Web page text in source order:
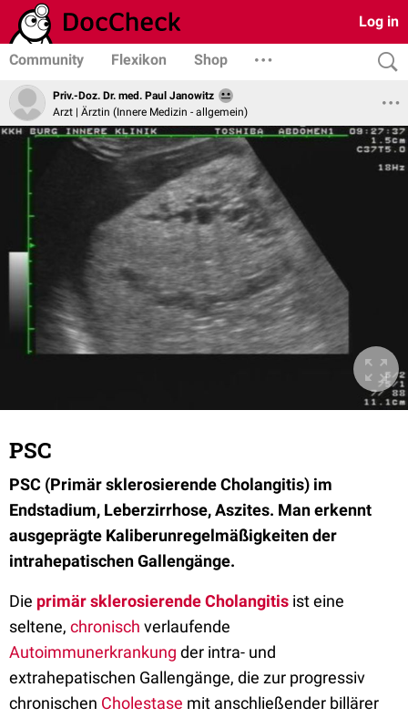
Log in
Community Flexikon Shop
Priv.-Doz. Dr. med. Paul Janowitz
Arzt | Ärztin (Innere Medizin - allgemein)
PSC
PSC (Primär sklerosierende Cholangitis) im
Endstadium, Leberzirrhose, Aszites. Man erkennt
ausgeprägte Kaliberunregelmäßigkeiten der
intrahepatischen Gallengänge.
Die primär sklerosierende Cholangitis ist eine
seltene, chronisch verlaufende
Autoimmunerkrankung der intra- und
extrahepatischen Gallengänge, die zur progressiv
chronischen Cholestase mit anschließender billärer